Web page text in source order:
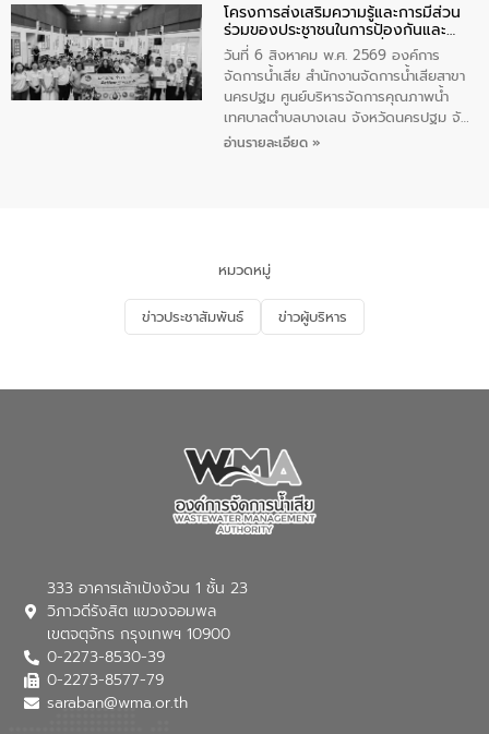
ประชาชน ตัวแทนจากโรงแรมต่างๆ ในเขต
เทศบาลตำบลราไวย์ ศูนย์บริหารจัดการ
คุณภาพน้ำเทศบาลตำบลราไวย์ นำโดยนาย
น้อย แก้วเศษ ผู้จัดการสำนักงานจัดการน้ำ
เสียสาขาภูเก็ต พร้อมด้วยเจ้าหน้าที่ จำนวน
5 คน ร่วมทำกิจกรรม ทำความสะอาด
ชายหาดและแหล่งท่องเที่ยว ณ บริเวณ
โครงการส่งเสริมความรู้และการมีส่วน
ร่วมของประชาชนในการป้องกันและ
แก้ไขปัญหาน้ำเสียอย่างยั่งยืน
วันที่ 6 สิงหาคม พ.ศ. 2569 องค์การ
จัดการน้ำเสีย สำนักงานจัดการน้ำเสียสาขา
นครปฐม ศูนย์บริหารจัดการคุณภาพน้ำ
เทศบาลตำบลบางเลน จังหวัดนครปฐม จัด
กิจกรรมภายใต้โครงการส่งเสริมความรู้และ
จัดการน้ำเสียและสร้างจิตสำนึกในการ
อนุรักษ์สิ่งแวดล้อม ในหัวข้อ “น้ำเสียชุมชน
และการบำบัดน้ำเสียเบื้องต้น” โดยให้ความรู้
เกี่ยวกับสาเหตุและผลกระทบของน้ำเสีย
ณ เทศบาลตำบลบางเลน จังหวัดนครปฐม
อ่านรายละเอียด »
หมวดหมู่
ข่าวประชาสัมพันธ์ ข่าวผู้บริหาร
333 อาคารเล้าเป้งง้วน 1 ชั้น 23
วิภาวดีรังสิต แขวงจอมพล
เขตจตุจักร กรุงเทพฯ 10900
0-2273-8530-39
0-2273-8577-79
saraban@wma.or.th